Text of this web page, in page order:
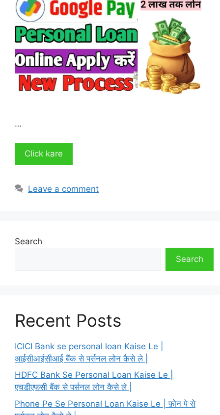
…
Click kare
Leave a comment
Search
Search
Recent Posts
ICICI Bank se personal loan Kaise Le |
आईसीआईसीआई बैंक से पर्सनल लोन कैसे ले |
HDFC Bank Se Personal Loan Kaise Le |
एचडीएफसी बैंक से पर्सनल लोन कैसे ले |
Phone Pe Se Personal Loan Kaise Le | फ़ोन पे से